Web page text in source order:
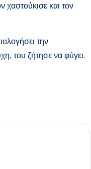
χαστούκισε και τον
την
του ζήτησε να φύγει.